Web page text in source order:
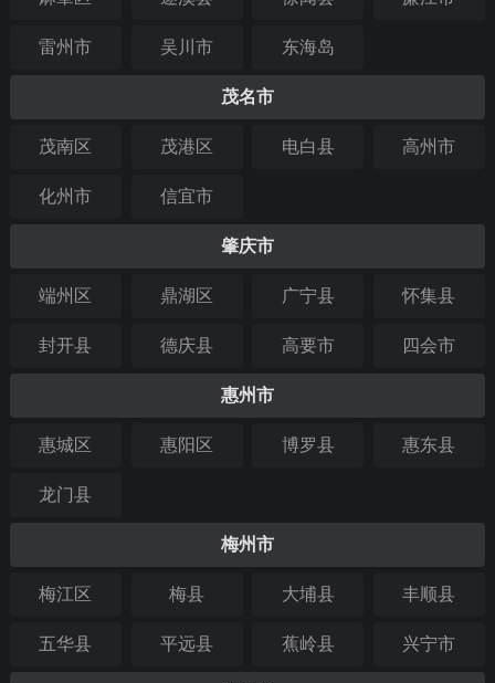
雷州市 吴川市 东海岛
茂名市
茂南区 茂港区 电白县 高州市
化州市 信宜市
肇庆市
端州区 鼎湖区 广宁县 怀集县
封开县 德庆县 高要市 四会市
惠州市
惠城区 惠阳区 博罗县 惠东县
龙门县
梅州市
梅江区 梅县 大埔县 丰顺县
五华县 平远县 蕉岭县 兴宁市